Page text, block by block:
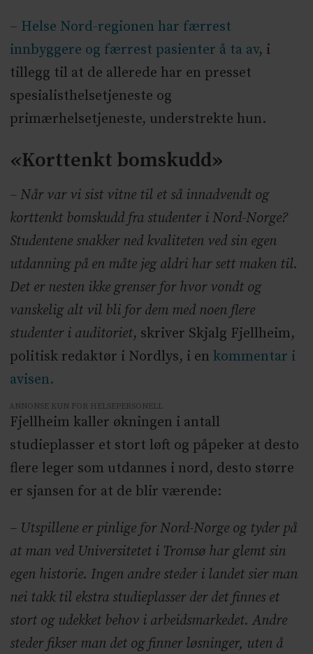
– Helse Nord-regionen har færrest
innbyggere og færrest pasienter å ta av, i
tillegg til at de allerede har en presset
spesialisthelsetjeneste og
primærhelsetjeneste, understrekte hun.
«Korttenkt bomskudd»
– Når var vi sist vitne til et så innadvendt og
korttenkt bomskudd fra studenter i Nord-Norge?
Studentene snakker ned kvaliteten ved sin egen
utdanning på en måte jeg aldri har sett maken til.
Det er nesten ikke grenser for hvor vondt og
vanskelig alt vil bli for dem med noen flere
studenter i auditoriet, skriver Skjalg Fjellheim,
politisk redaktør i Nordlys, i en kommentar i
avisen.
ANNONSE KUN FOR HELSEPERSONELL
Fjellheim kaller økningen i antall
studieplasser et stort løft og påpeker at desto
flere leger som utdannes i nord, desto større
er sjansen for at de blir værende:
– Utspillene er pinlige for Nord-Norge og tyder på
at man ved Universitetet i Tromsø har glemt sin
egen historie. Ingen andre steder i landet sier man
nei takk til ekstra studieplasser der det finnes et
stort og udekket behov i arbeidsmarkedet. Andre
steder fikser man det og finner løsninger, uten å